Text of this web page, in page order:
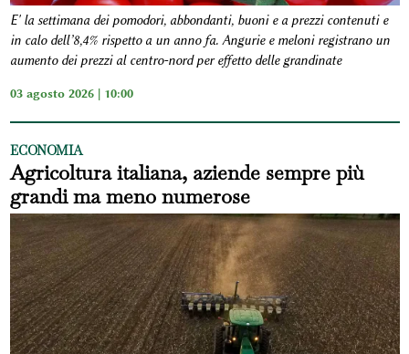
E' la settimana dei pomodori, abbondanti, buoni e a prezzi contenuti e
in calo dell’8,4% rispetto a un anno fa. Angurie e meloni registrano un
aumento dei prezzi al centro-nord per effetto delle grandinate
03 agosto 2026 | 10:00
ECONOMIA
Agricoltura italiana, aziende sempre più
grandi ma meno numerose